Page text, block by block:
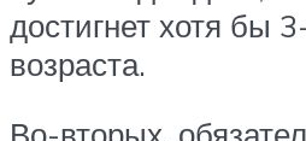
достигнет хотя бы
возраста.
Во-вторых,